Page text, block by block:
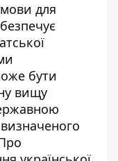
для
бути
вищу